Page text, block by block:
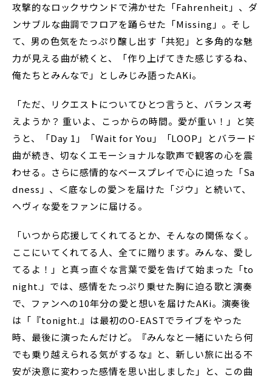
攻撃的なロックサウンドで沸かせた「Fahrenheit」、ダ
ンサブルな曲調でフロアを踊らせた「Missing」。そし
て、男の色気をたっぷり醸し出す「共犯」と多角的な魅
力が見える曲が続くと、「作り上げてきた感じするね、
俺たちとみんなで」としみじみ語ったAKi。
「ただ、リクエストについてひとつ言うと、バランス考
えようか？ 重いよ、こっからの時間。愛が重い！」と笑
うと、「Day 1」「Wait for You」「LOOP」とバラード
曲が続き、切なくエモーショナルな歌声で観客の心を震
わせる。さらに感情的なベースプレイで心に迫った「Sa
dness」、＜底なしの愛＞を届けた「ジウ」と続いて、
ヘヴィな愛をファンに届ける。
「いつから応援してくれてるとか、そんなの関係なく。
ここにいてくれてる人、全てに贈ります。みんな、愛し
てるよ！」と真っ直ぐな言葉で愛を告げて始まった「to
night.」では、感情をたっぷり乗せた胸に迫る歌と演奏
で、ファンへの10年分の愛と想いを届けたAKi。演奏後
は「『tonight.』は最初のO-EASTでライブをやった
時、最後に演ったんだけど。『みんなと一緒にいたら何
でも乗り越えられる気がするな』と、新しい旅に出る不
安が決意に変わった感情を思い出しました」と、この曲